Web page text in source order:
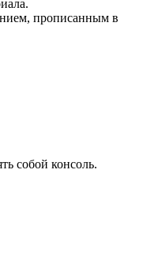
прописанным в
собой консоль.